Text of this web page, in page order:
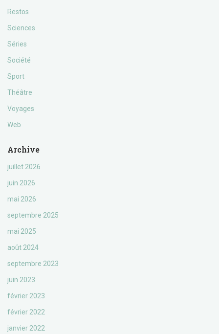
Restos
Sciences
Séries
Société
Sport
Théâtre
Voyages
Web
Archive
juillet 2026
juin 2026
mai 2026
septembre 2025
mai 2025
août 2024
septembre 2023
juin 2023
février 2023
février 2022
janvier 2022